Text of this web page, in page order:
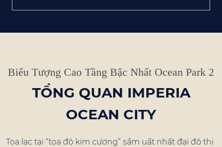
Biểu Tượng Cao Tầng Bậc Nhất Ocean Park 2
TỔNG QUAN IMPERIA
OCEAN CITY
Tọa lạc tại “tọa độ kim cương” sầm uất nhất đại đô thị